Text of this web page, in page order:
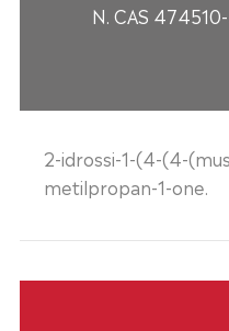
N. CAS
2-idrossi-1-(4-(4-
metilpropan-1-one.